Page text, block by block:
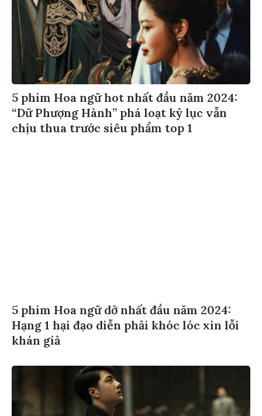
5 phim Hoa ngữ hot nhất đầu năm 2024:
“Dữ Phượng Hành” phá loạt kỷ lục vẫn
chịu thua trước siêu phẩm top 1
5 phim Hoa ngữ dở nhất đầu năm 2024:
Hạng 1 hại đạo diễn phải khóc lóc xin lỗi
khán giả